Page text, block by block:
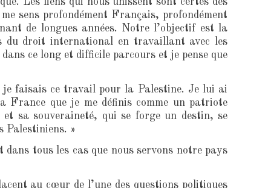
sens profondément Français, profondément
de longues années. Notre l’objectif est la
du droit international en travaillant avec les
ce long et difficile parcours et je pense que
faisais ce travail pour la Palestine. Je lui ai
France que je me définis comme un patriote
sa souveraineté, qui se forge un destin, se
Palestiniens. »
tous les cas que nous servons notre pays
au cœur de l’une des questions politiques